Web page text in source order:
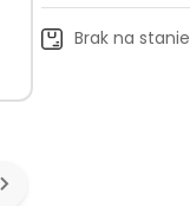
Brak na stanie